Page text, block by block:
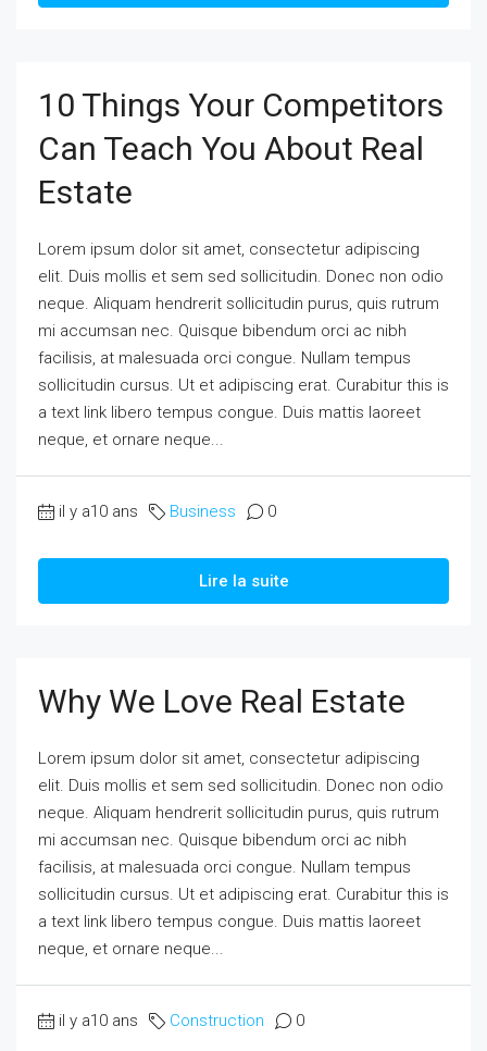
10 Things Your Competitors
Can Teach You About Real
Estate
Lorem ipsum dolor sit amet, consectetur adipiscing
elit. Duis mollis et sem sed sollicitudin. Donec non odio
neque. Aliquam hendrerit sollicitudin purus, quis rutrum
mi accumsan nec. Quisque bibendum orci ac nibh
facilisis, at malesuada orci congue. Nullam tempus
sollicitudin cursus. Ut et adipiscing erat. Curabitur this is
a text link libero tempus congue. Duis mattis laoreet
neque, et ornare neque...
il y a10 ans Business 0
Lire la suite
Why We Love Real Estate
Lorem ipsum dolor sit amet, consectetur adipiscing
elit. Duis mollis et sem sed sollicitudin. Donec non odio
neque. Aliquam hendrerit sollicitudin purus, quis rutrum
mi accumsan nec. Quisque bibendum orci ac nibh
facilisis, at malesuada orci congue. Nullam tempus
sollicitudin cursus. Ut et adipiscing erat. Curabitur this is
a text link libero tempus congue. Duis mattis laoreet
neque, et ornare neque...
il y a10 ans Construction 0